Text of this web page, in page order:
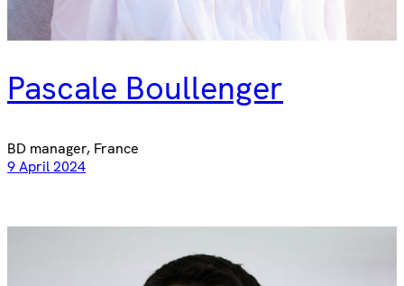
Pascale Boullenger
BD manager, France
9 April 2024